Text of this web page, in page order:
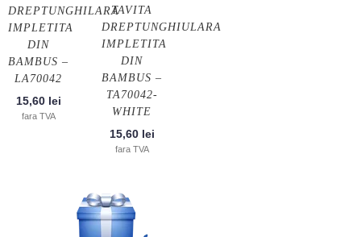
DREPTUNGHILARA
IMPLETITA
DIN
BAMBUS –
LA70042
15,60 lei
fara TVA
TAVITA
DREPTUNGHIULARA
IMPLETITA
DIN
BAMBUS –
TA70042-
WHITE
15,60 lei
fara TVA